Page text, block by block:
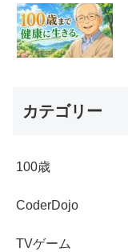
カテゴリー
100歳
CoderDojo
TVゲーム